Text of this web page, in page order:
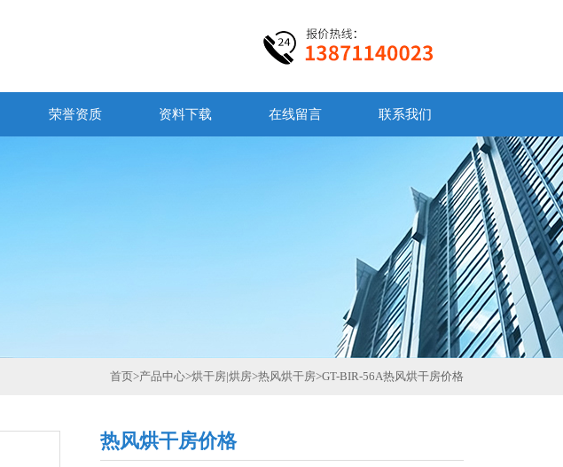
荣誉资质 资料下载 在线留言 联系我们
首页>产品中心>烘干房|烘房>热风烘干房>GT-BIR-56A热风烘干房价格
热风烘干房价格